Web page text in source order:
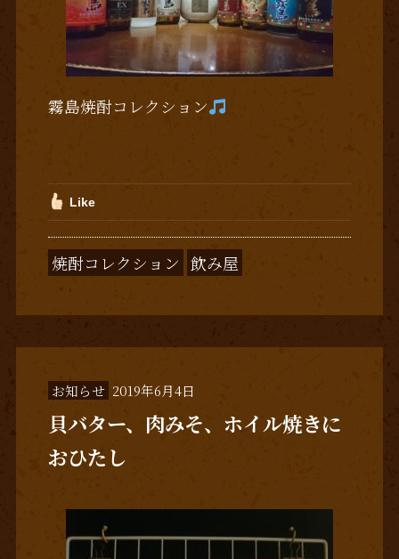
霧島焼酎コレクション
Like
焼酎コレクション 飲み屋
お知らせ 2019年6月4日
貝バター、肉みそ、ホイル焼きに
おひたし